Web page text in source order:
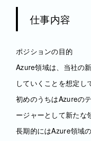
仕事内容
ポジションの目的
Azure領域は、当社の
していくことを想定し
初めのうちはAzureの
ージャーとして新たな
長期的にはAzure領域